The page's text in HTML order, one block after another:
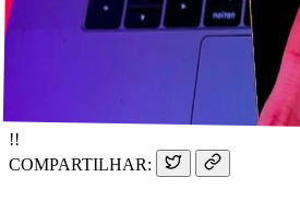
!!
COMPARTILHAR: